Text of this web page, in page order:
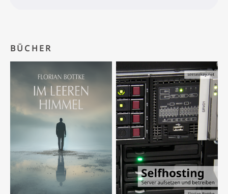
BÜCHER